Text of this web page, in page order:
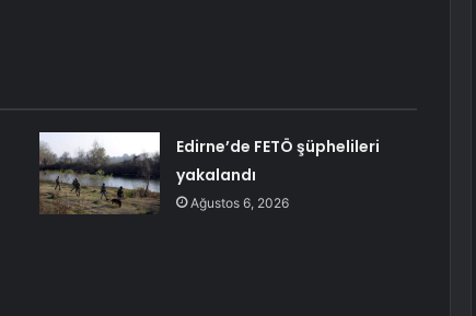
Edirne’de FETÖ şüphelileri
yakalandı
Ağustos 6, 2026